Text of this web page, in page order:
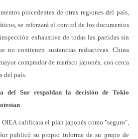
procedentes de otras regiones del país,
se reforzará el control de los documentos
exhaustiva de todas las partidas sin
no contienen sustancias radiactivas. China
comprador de marisco japonés, con cerca
del país.
del Sur respaldan la decisión de Tokio
OIEA calificara el plan japonés como "seguro",
publicó su propio informe de su grupo de